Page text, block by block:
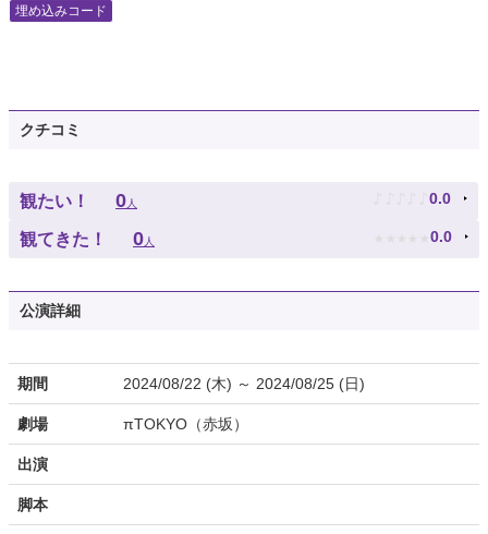
埋め込みコード
クチコミ
観たい！ 0人 ♪ ♪ ♪ ♪ ♪ 0.0
観てきた！ 0人 ★ ★ ★ ★ ★ 0.0
公演詳細
期間 2024/08/22 (木) ～ 2024/08/25 (日)
劇場 πTOKYO（赤坂）
出演
脚本